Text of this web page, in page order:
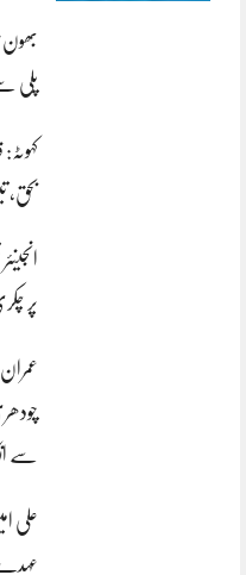
بھون
پلی
بحق،
پر چکری میں 16
سے
علی